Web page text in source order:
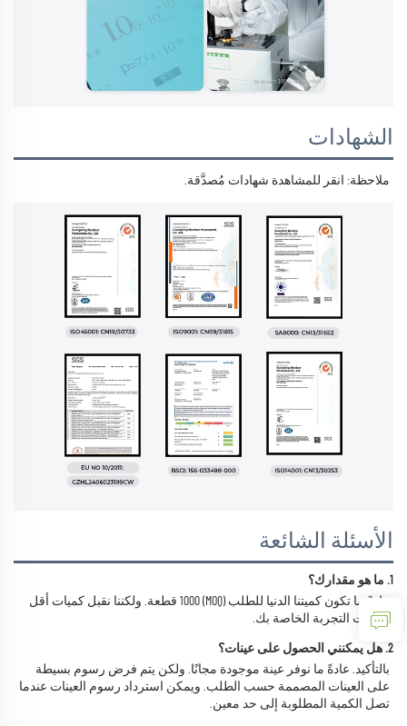
الشهادات
ملاحظة: انقر للمشاهدة شهادات مُصدَّقة.
الأسئلة الشائعة
1. ما هو مقدارك؟
لطلبات التجربة الخاصة بك.
2. هل يمكنني الحصول على عينات؟
تصل الكمية المطلوبة إلى حد معين.